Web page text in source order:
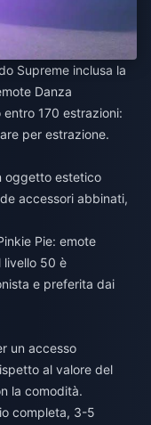
Supreme inclusa la
Danza
170 estrazioni:
per estrazione.
oggetto estetico
accessori abbinati,
Pie: emote
livello 50 è
e preferita dai
un accesso
al valore del
la comodità.
completa, 3-5